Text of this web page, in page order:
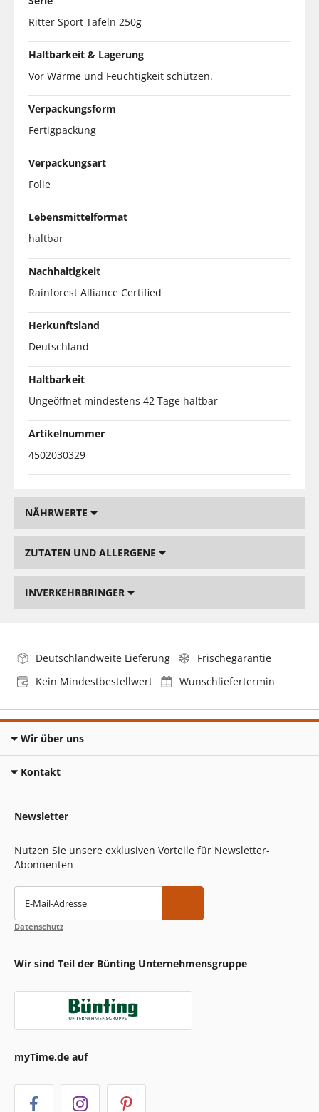
Ritter Sport Tafeln 250g
Haltbarkeit & Lagerung
Vor Wärme und Feuchtigkeit schützen.
Verpackungsform
Fertigpackung
Verpackungsart
Folie
Lebensmittelformat
haltbar
Nachhaltigkeit
Rainforest Alliance Certified
Herkunftsland
Deutschland
Haltbarkeit
Ungeöffnet mindestens 42 Tage haltbar
Artikelnummer
4502030329
NÄHRWERTE
ZUTATEN UND ALLERGENE
INVERKEHRBRINGER
Deutschlandweite Lieferung
Frischegarantie
Kein Mindestbestellwert
Wunschliefertermin
Wir über uns
Kontakt
Newsletter
Nutzen Sie unsere exklusiven Vorteile für Newsletter-
Abonnenten
E-Mail-Adresse
Datenschutz
Wir sind Teil der Bünting Unternehmensgruppe
myTime.de auf